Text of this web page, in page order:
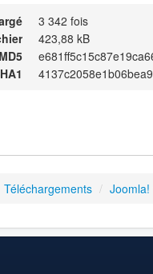
3 342 fois
423,88 kB
Téléchargements / Joomla!